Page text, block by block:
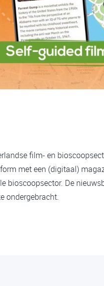
film- en
met een (digitaal)
bioscoopsector. De
ondergebracht.